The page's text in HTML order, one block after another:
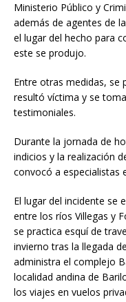
Ministerio Público y
además de agentes de
el lugar del hecho para
este se produjo.
Entre otras medidas, se
resultó víctima y se
testimoniales.
Durante la jornada de
indicios y la realización
convocó a especialistas
El lugar del incidente se
entre los ríos Villegas y
se practica esquí de
invierno tras la llegada
administra el complejo
localidad andina de
los viajes en vuelos